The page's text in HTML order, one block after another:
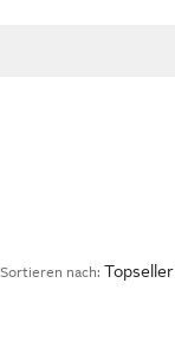
Sortieren nach: Topseller